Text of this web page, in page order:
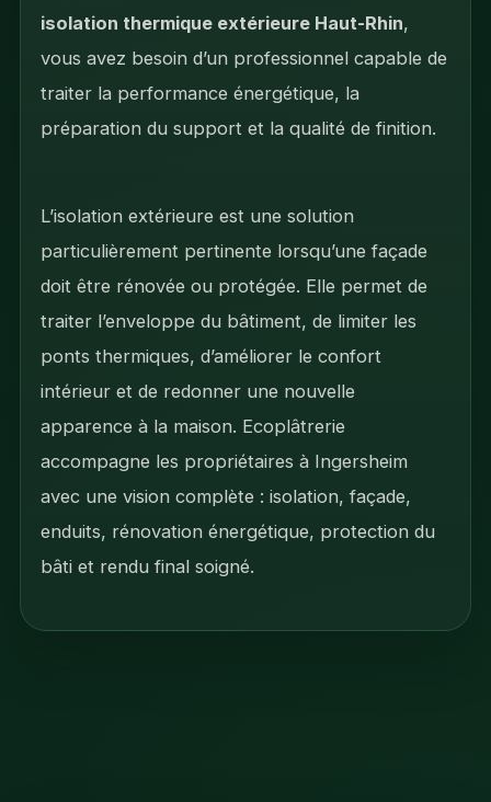
isolation thermique extérieure Haut-Rhin,
vous avez besoin d’un professionnel capable de
traiter la performance énergétique, la
préparation du support et la qualité de finition.
L’isolation extérieure est une solution
particulièrement pertinente lorsqu’une façade
doit être rénovée ou protégée. Elle permet de
traiter l’enveloppe du bâtiment, de limiter les
ponts thermiques, d’améliorer le confort
intérieur et de redonner une nouvelle
apparence à la maison. Ecoplâtrerie
accompagne les propriétaires à Ingersheim
avec une vision complète : isolation, façade,
enduits, rénovation énergétique, protection du
bâti et rendu final soigné.